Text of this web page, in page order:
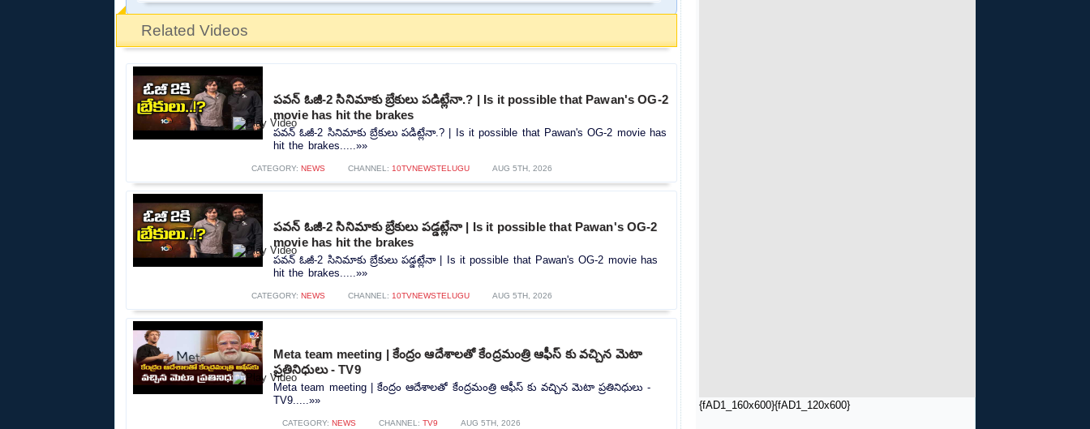
{fAD1_160x600}{fAD1_120x600}
Related Videos
పవన్ ఓజీ-2 సినిమాకు బ్రేకులు పడిట్లేనా.? | Is it possible that Pawan's OG-2
movie has hit the brakes
పవన్ ఓజీ-2 సినిమాకు బ్రేకులు పడిట్లేనా.? | Is it possible that Pawan's OG-2 movie has
hit the brakes.....»»
CATEGORY: NEWS CHANNEL: 10TVNEWSTELUGU AUG 5TH, 2026
పవన్ ఓజీ-2 సినిమాకు బ్రేకులు పడ్డట్లేనా | Is it possible that Pawan's OG-2
movie has hit the brakes
పవన్ ఓజీ-2 సినిమాకు బ్రేకులు పడ్డట్లేనా | Is it possible that Pawan's OG-2 movie has
hit the brakes.....»»
CATEGORY: NEWS CHANNEL: 10TVNEWSTELUGU AUG 5TH, 2026
Meta team meeting | కేంద్రం ఆదేశాలతో కేంద్రమంత్రి ఆఫీస్ కు వచ్చిన మెటా
ప్రతినిధులు - TV9
Meta team meeting | కేంద్రం ఆదేశాలతో కేంద్రమంత్రి ఆఫీస్ కు వచ్చిన మెటా ప్రతినిధులు -
TV9.....»»
CATEGORY: NEWS CHANNEL: TV9 AUG 5TH, 2026